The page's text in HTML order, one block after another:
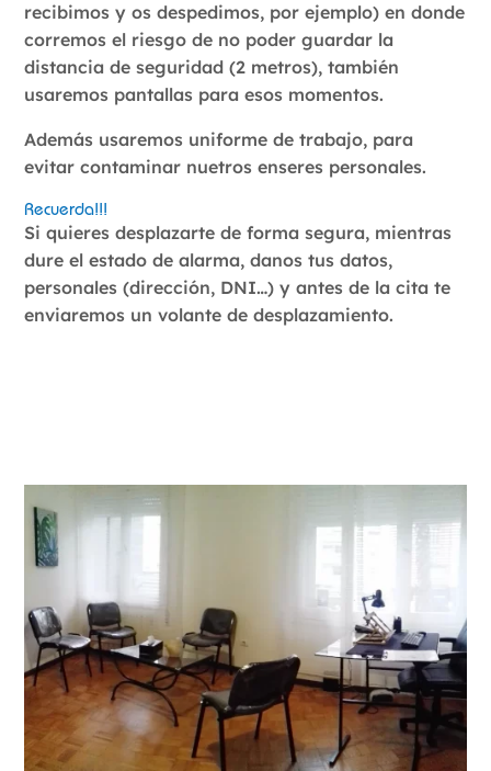
recibimos y os despedimos, por ejemplo) en donde
corremos el riesgo de no poder guardar la
distancia de seguridad (2 metros), también
usaremos pantallas para esos momentos.
Además usaremos uniforme de trabajo, para
evitar contaminar nuetros enseres personales.
Recuerda!!!
Si quieres desplazarte de forma segura, mientras
dure el estado de alarma, danos tus datos,
personales (dirección, DNI…) y antes de la cita te
enviaremos un volante de desplazamiento.